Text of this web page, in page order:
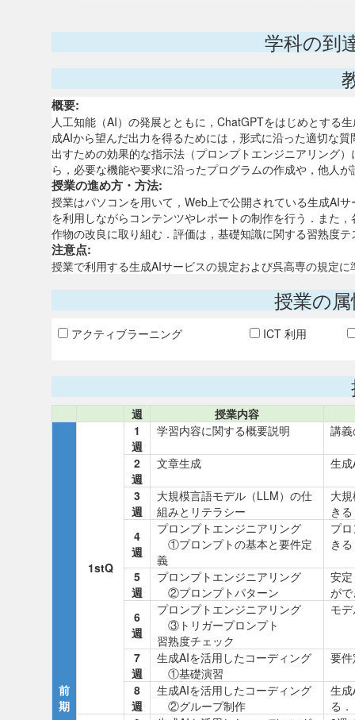
学科の到
概要:
人工知能（AI）の発展とともに，ChatGPTをはじめとする
成AIから望んだ出力を得るためには，形式に沿った適切な
出すための効果的な指示法（プロンプトエンジニアリング
ら，必要な機能や要求に沿ったプログラムの作成や，他人
授業の進め方・方法:
授業はパソコンを用いて，Web上で公開されている生成AI
を利用しながらコンテンツやレポートの制作を行う．また
作物の改良に取り組む．評価は，基礎知識に関する習熟度
注意点:
授業で利用する生成AIサービスの規定および呉高専の規定
授業の
アクティブラーニング ICT 利用
週 授業内容
前
期
1stQ
1
週
学習内容に関する概要説明 講
2
週
文章生成 生
3
週
大規模言語モデル（LLM）の仕
組みとリテラシー
大
き
4
週
プロンプトエンジニアリング
①プロンプトの基本と要件定
義
プ
き
5
週
プロンプトエンジニアリング
②プロンプトパターン
安
が
6
週
プロンプトエンジニアリング
③トリガープロンプト
習熟度チェック
モ
7
週
生成AIを活用したコーディング
①基礎演習
要
8
週
生成AIを活用したコーディング
②グループ制作
生
る．